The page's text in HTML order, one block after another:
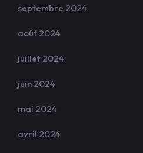
septembre 2024
août 2024
juillet 2024
juin 2024
mai 2024
avril 2024